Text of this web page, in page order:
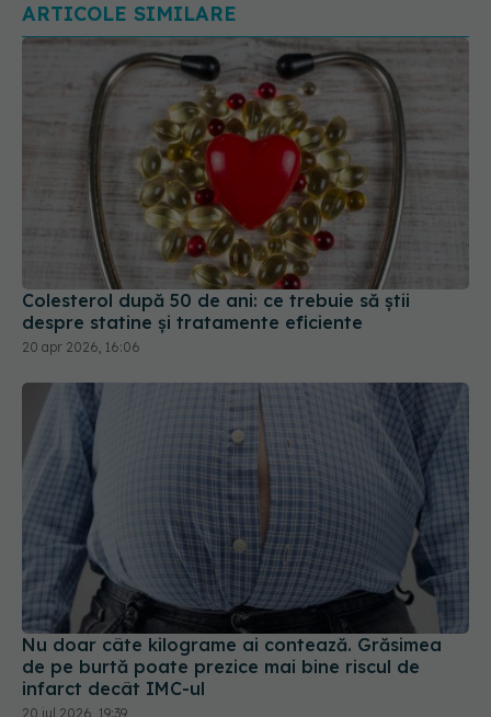
ARTICOLE SIMILARE
Colesterol după 50 de ani: ce trebuie să știi
despre statine și tratamente eficiente
20 apr 2026, 16:06
Nu doar câte kilograme ai contează. Grăsimea
de pe burtă poate prezice mai bine riscul de
infarct decât IMC-ul
20 iul 2026, 19:39